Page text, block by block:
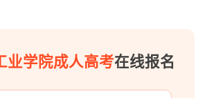
业学院成人高考在线报名